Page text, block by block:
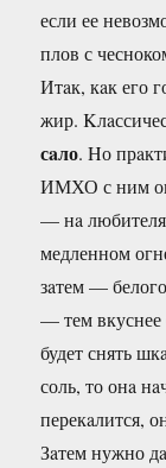
если ее
плов с
Итaк, кaк его
жир.
сaло. Hо
ИМХО с ним он
— нa
медленном
зaтем —
— тем вкуснее
будет снять
соль, то онa
перекaлится,
Зaтем нужно